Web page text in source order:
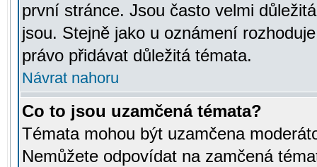
první stránce. Jsou často velmi
jsou. Stejně jako u oznámení
právo přidávat důležitá témata.
Návrat nahoru
Co to jsou uzamčená témata?
Témata mohou být uzamčena
Nemůžete odpovídat na zamčená